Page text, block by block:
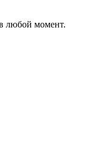
любой момент.